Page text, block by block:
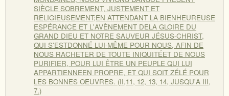
SIÈCLE SOBREMENT, JUSTEMENT ET
RELIGIEUSEMENT;EN ATTENDANT LA BIENHEUREUSE
ESPÉRANCE ET L'AVÈNEMENT DELA GLOIRE DU
GRAND DIEU ET NOTRE SAUVEUR JÉSUS-CHRIST,
QUI S'ESTDONNÉ LUI-MÊME POUR NOUS, AFIN DE
NOUS RACHETER DE TOUTE INIQUITÉET DE NOUS
PURIFIER, POUR LUI ÊTRE UN PEUPLE QUI LUI
APPARTIENNEEN PROPRE, ET QUI SOIT ZÉLÉ POUR
LES BONNES OEUVRES. (II,11, 12, 13, 14, JUSQU'A III,
7.)